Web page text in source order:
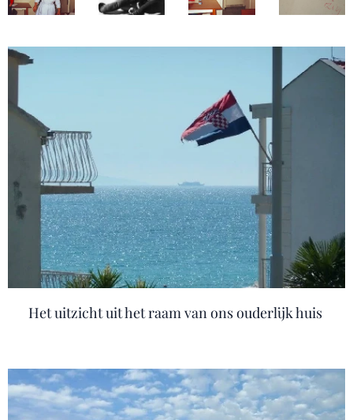
Het uitzicht uit het raam van ons ouderlijk huis